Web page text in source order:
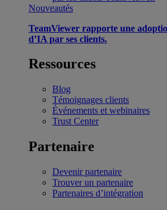
Nouveautés
TeamViewer rapporte une
d’IA par ses clients.
Ressources
Blog
Témoignages clients
Événements et webinaires
Trust Center
Partenaire
Devenir partenaire
Trouver un partenaire
Partenaires d’intégration